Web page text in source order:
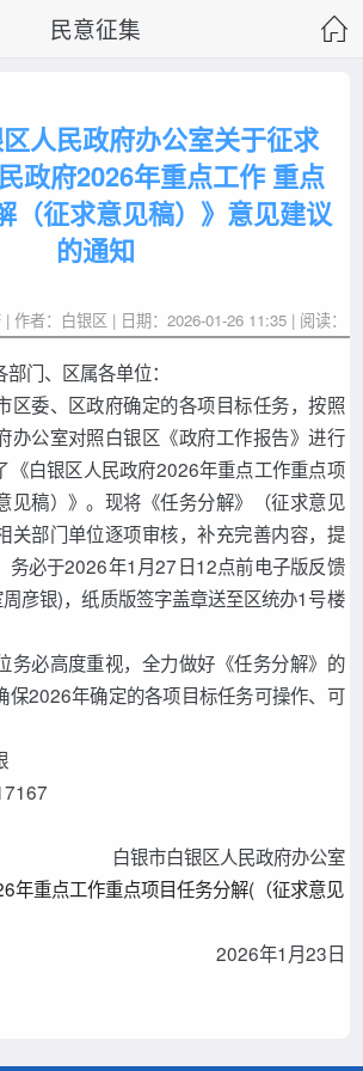
民意征集
人民政府办公室关于征求
政府2026年重点工作 重点
（征求意见稿）》意见建议
的通知
作者：白银区 | 日期：2026-01-26 11:35 | 阅读：
门、区属各单位：
区委、区政府确定的各项目标任务，按照
办公室对照白银区《政府工作报告》进行
《白银区人民政府2026年重点工作重点项
见稿）》。现将《任务分解》（征求意见
关部门单位逐项审核，补充完善内容，提
务必于2026年1月27日12点前电子版反馈
彦银)，纸质版签字盖章送至区统办1号楼
务必高度重视，全力做好《任务分解》的
保2026年确定的各项目标任务可操作、可
白银市白银区人民政府办公室
年重点工作重点项目任务分解(（征求意见
2026年1月23日